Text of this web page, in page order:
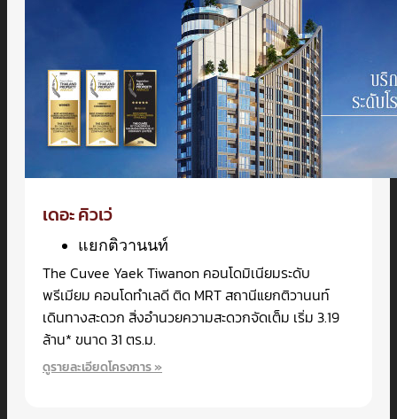
เดอะ คิวเว่
แยกติวานนท์
The Cuvee Yaek Tiwanon คอนโดมิเนียมระดับ
พรีเมียม คอนโดทำเลดี ติด MRT สถานีแยกติวานนท์
เดินทางสะดวก สิ่งอำนวยความสะดวกจัดเต็ม เริ่ม 3.19
ล้าน* ขนาด 31 ตร.ม.
ดูรายละเอียดโครงการ »